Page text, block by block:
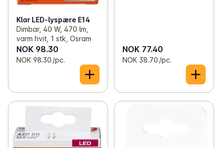
Klar LED-lyspære E14
Dimbar, 40 W, 470 lm,
varm hvit, 1 stk, Osram
NOK 98.30
NOK 98.30 /pc.
NOK 77.40
NOK 38.70 /pc.